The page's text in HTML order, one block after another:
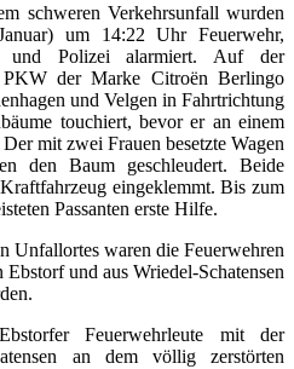
schweren Verkehrsunfall wurden
um 14:22 Uhr Feuerwehr,
und Polizei alarmiert. Auf der
der Marke Citroën Berlingo
und Velgen in Fahrtrichtung
touchiert, bevor er an einem
mit zwei Frauen besetzte Wagen
den Baum geschleudert. Beide
eingeklemmt. Bis zum
Passanten erste Hilfe.
Unfallortes waren die Feuerwehren
und aus Wriedel-Schatensen
Feuerwehrleute mit der
an dem völlig zerstörten